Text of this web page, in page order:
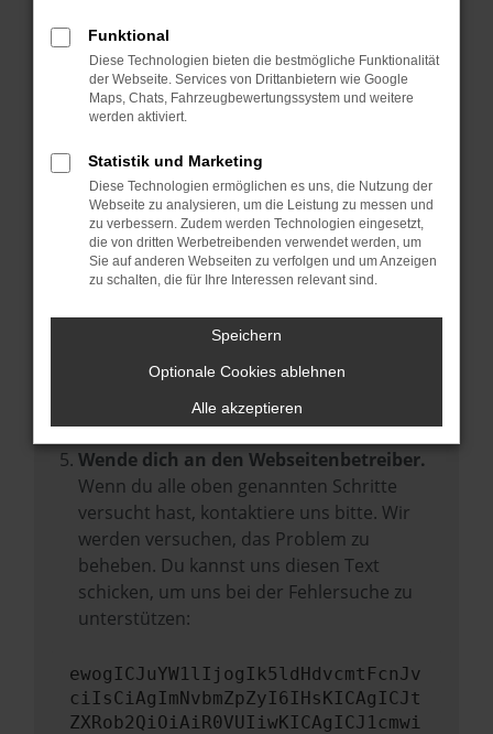
Manche Erweiterungen, wie Werbeblocker,
können das Laden bestimmter Seiten
verhindern. Funktioniert die Seite in einem
anderen Browser oder in einem privaten
Starte dein Gerät neu.
Das kann manchmal helfen,
vorübergehende Probleme zu beheben.
Stelle sicher, dass dein Browser und dein
Betriebssystem auf dem neuesten Stand
sind.
Veraltete Software birgt nicht nur ein
Sicherheitsrisiko, sondern kann auch dazu
führen, dass bestimmte Funktionen nicht
mehr unterstützt werden.
Wende dich an den Webseitenbetreiber.
Wenn du alle oben genannten Schritte
versucht hast, kontaktiere uns bitte. Wir
werden versuchen, das Problem zu
beheben. Du kannst uns diesen Text
schicken, um uns bei der Fehlersuche zu
unterstützen:
ewogICJuYW1lIjogIk5ldHdvcmtFcnJv
ciIsCiAgImNvbmZpZyI6IHsKICAgICJt
ZXRob2QiOiAiR0VUIiwKICAgICJ1cmwi
Funktional
Diese Technologien bieten die bestmögliche Funktionalität
der Webseite. Services von Drittanbietern wie Google
Maps, Chats, Fahrzeugbewertungssystem und weitere
werden aktiviert.
Statistik und Marketing
Diese Technologien ermöglichen es uns, die Nutzung der
Webseite zu analysieren, um die Leistung zu messen und
zu verbessern. Zudem werden Technologien eingesetzt,
die von dritten Werbetreibenden verwendet werden, um
Sie auf anderen Webseiten zu verfolgen und um Anzeigen
zu schalten, die für Ihre Interessen relevant sind.
Speichern
Optionale Cookies ablehnen
Alle akzeptieren